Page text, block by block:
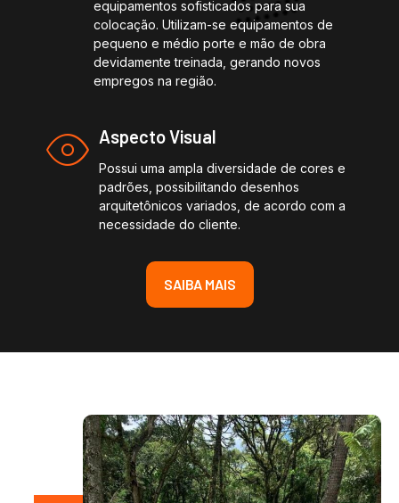
equipamentos sofisticados para sua
colocação. Utilizam-se equipamentos de
pequeno e médio porte e mão de obra
devidamente treinada, gerando novos
empregos na região.
Aspecto Visual
Possui uma ampla diversidade de cores e
padrões, possibilitando desenhos
arquitetônicos variados, de acordo com a
necessidade do cliente.
SAIBA MAIS